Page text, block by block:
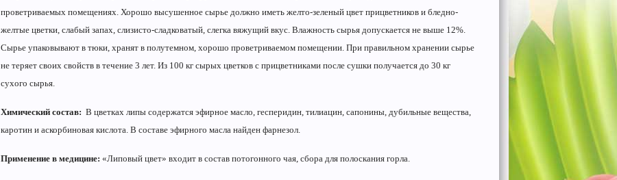
проветриваемых помещениях. Хорошо высушенное сырье должно иметь желто-зеленый цвет прицветников и бледно-
желтые цветки, слабый запах, слизисто-сладковатый, слегка вяжущий вкус. Влажность сырья допускается не выше 12%.
Сырье упаковывают в тюки, хранят в полутемном, хорошо проветриваемом помещении. При правильном хранении сырье
не теряет своих свойств в течение 3 лет. Из 100 кг сырых цветков с прицветниками после сушки получается до 30 кг
сухого сырья.
Химический состав: В цветках липы содержатся эфирное масло, гесперидин, тилиацин, сапонины, дубильные вещества,
каротин и аскорбиновая кислота. В составе эфирного масла найден фарнезол.
Применение в медицине: «Липовый цвет» входит в состав потогонного чая, сбора для полоскания горла.